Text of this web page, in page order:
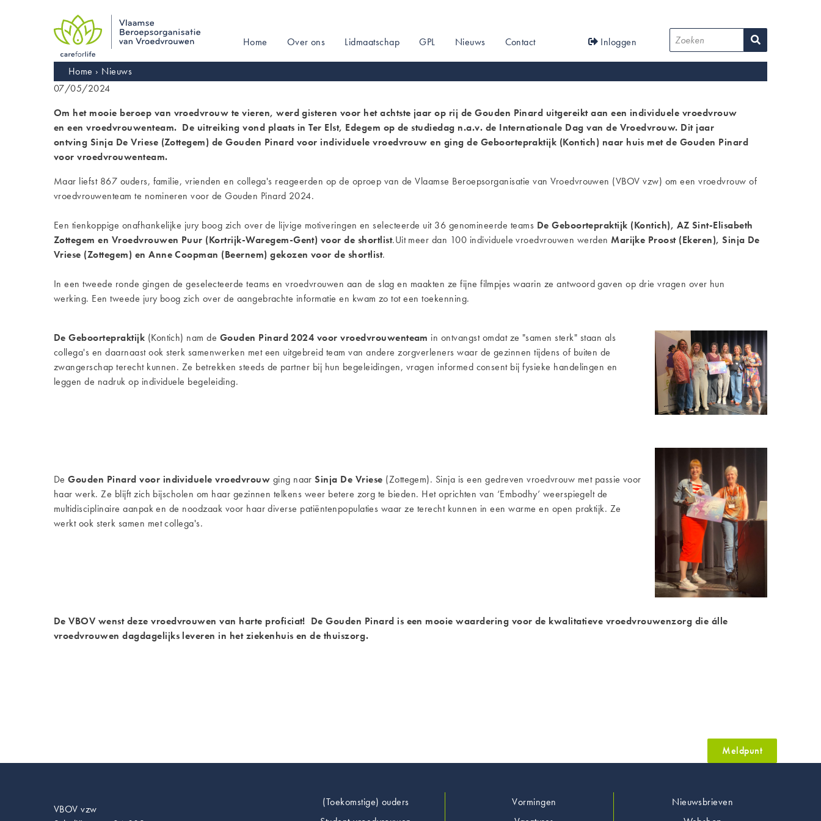
Main
navigation
Home Over ons Lidmaatschap GPL Nieuws Contact
User
account
menu
Inloggen
Kruimelpad
Home
Nieuws
07/05/2024
Om het mooie beroep van vroedvrouw te vieren, werd gisteren voor het achtste jaar op rij de Gouden Pinard uitgereikt aan een individuele vroedvrouw
en een vroedvrouwenteam. De uitreiking vond plaats in Ter Elst, Edegem op de studiedag n.a.v. de Internationale Dag van de Vroedvrouw. Dit jaar
ontving Sinja De Vriese (Zottegem) de Gouden Pinard voor individuele vroedvrouw en ging de Geboortepraktijk (Kontich) naar huis met de Gouden Pinard
voor vroedvrouwenteam.
Maar liefst 867 ouders, familie, vrienden en collega's reageerden op de oproep van de Vlaamse Beroepsorganisatie van Vroedvrouwen (VBOV vzw) om een vroedvrouw of
vroedvrouwenteam te nomineren voor de Gouden Pinard 2024.
Een tienkoppige onafhankelijke jury boog zich over de lijvige motiveringen en selecteerde uit 36 genomineerde teams De Geboortepraktijk (Kontich), AZ Sint-Elisabeth
Zottegem en Vroedvrouwen Puur (Kortrijk-Waregem-Gent) voor de shortlist.Uit meer dan 100 individuele vroedvrouwen werdenMarijke Proost (Ekeren), Sinja De
Vriese (Zottegem) en Anne Coopman (Beernem) gekozen voor de shortlist.
In een tweede ronde gingen de geselecteerde teams en vroedvrouwen aan de slag en maakten ze fijne filmpjes waarin ze antwoord gaven op drie vragen over hun
werking. Een tweede jury boog zich over de aangebrachte informatie en kwam zo tot een toekenning.
De Geboortepraktijk (Kontich) nam de Gouden Pinard 2024 voor vroedvrouwenteam in ontvangst omdat ze "samen sterk" staan als
collega's en daarnaast ook sterk samenwerken met een uitgebreid team van andere zorgverleners waar de gezinnen tijdens of buiten de
zwangerschap terecht kunnen. Ze betrekken steeds de partner bij hun begeleidingen, vragen informed consent bij fysieke handelingen en
leggen de nadruk op individuele begeleiding.
DeGouden Pinard voor individuele vroedvrouw ging naarSinja De Vriese (Zottegem). Sinja is een gedreven vroedvrouw met passie voor
haar werk. Ze blijft zich bijscholen om haar gezinnen telkens weer betere zorg te bieden. Het oprichten van ‘Embodhy’ weerspiegelt de
multidisciplinaire aanpak en de noodzaak voor haar diverse patiëntenpopulaties waar ze terecht kunnen in een warme en open praktijk. Ze
werkt ook sterk samen met collega's.
De VBOV wenst deze vroedvrouwen van harte proficiat! De Gouden Pinard is een mooie waardering voor de kwalitatieve vroedvrouwenzorg die álle
vroedvrouwen dagdagelijks leveren in het ziekenhuis en de thuiszorg.
Meldpunt
VBOV vzw
Footer(Toekomstige) ouders
Vormingen
Nieuwsbrieven